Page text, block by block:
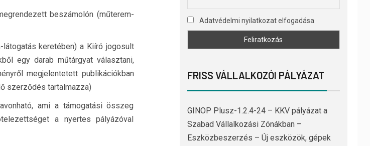
beszámolón (műterem-
keretében) a Kiíró jogosult
egy darab műtárgyat választani,
megjelentetett publikációkban
szerződés tartalmazza)
ami a támogatási összeg
a nyertes pályázóval
Adatvédelmi nyilatkozat elfogadása
FRISS VÁLLALKOZÓI PÁLYÁZAT
GINOP Plusz-1.2.4-24 – KKV pályázat a
Szabad Vállalkozási Zónákban –
Eszközbeszerzés – Új eszközök, gépek